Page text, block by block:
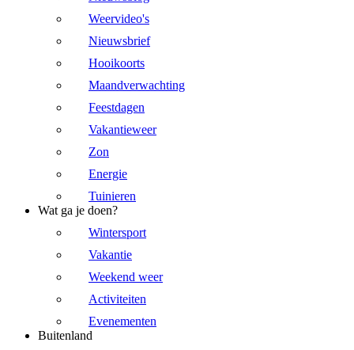
Weervideo's
Nieuwsbrief
Hooikoorts
Maandverwachting
Feestdagen
Vakantieweer
Zon
Energie
Tuinieren
Wat ga je doen?
Wintersport
Vakantie
Weekend weer
Activiteiten
Evenementen
Buitenland